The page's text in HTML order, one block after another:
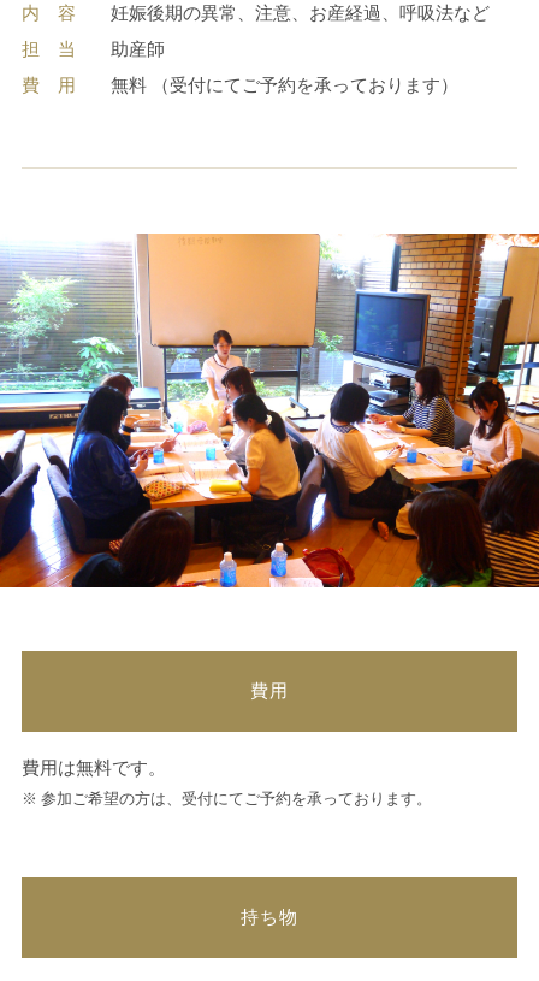
内 容
妊娠後期の異常、注意、お産経過、呼吸法など
担 当
助産師
費 用
無料 （受付にてご予約を承っております）
費用
費用は無料です。
参加ご希望の方は、受付にてご予約を承っております。
持ち物